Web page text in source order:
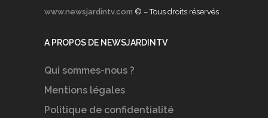
www.newsjardintv.com © – Tous droits réservés
A PROPOS DE NEWSJARDINTV
Qui sommes-nous ?
Mentions légales
Politique de confidentialité